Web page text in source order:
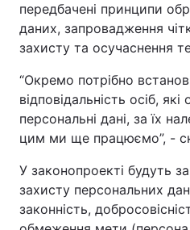
передбачені принципи
даних, запровадження
захисту та осучаснення
“Окремо потрібно
відповідальність осіб,
персональні дані, за їх
цим ми ще працюємо”, -
У законопроекті будуть
захисту персональних
законність,